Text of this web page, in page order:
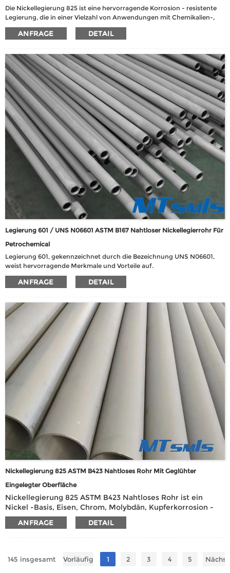
Die Nickellegierung 825 ist eine hervorragende Korrosion - resistente
Legierung, die in einer Vielzahl von Anwendungen mit Chemikalien-,
Öl- und Gas-, Pharma- und Lebensmittelverarbeitungsanwendungen
verwendet wird. Es hat eine hervorragende Resistenz gegen Chlorid -
Phosphor- und Schwefelsäuren enthält, sowie oxidierende
Umgebungen, die Striktions- und Nitratsalze enthalten.
ANFRAGE DETAIL
Legierung 601 / UNS N06601 ASTM B167 Nahtloser Nickellegierrohr Für
Petrochemical
Legierung 601, gekennzeichnet durch die Bezeichnung UNS N06601,
weist hervorragende Merkmale und Vorteile auf.
Bemerkenswerterweise zeigt es lobenswerte Resistenz sowohl gegen
Wärme als auch Korrosion, insbesondere bei erhöhten Temperaturen
hervorragende Fabrikbarkeit und eine starke Widerstand gegen
wässrige Korrosion.
ANFRAGE DETAIL
Nickellegierung 825 ASTM B423 Nahtloses Rohr Mit Geglühter
Eingelegter Oberfläche
Nickellegierung 825 ASTM B423 Nahtloses Rohr ist ein
Nickel -Basis, Eisen, Chrom, Molybdän, Kupferkorrosion -
Resistent Legesrohr mit ausgezeichneter Säure- und Alkali
-Korrosionsresistenz, insbesondere zum Umgang mit
ANFRAGE DETAIL
145 insgesamt Vorläufig 1 2 3 4 5